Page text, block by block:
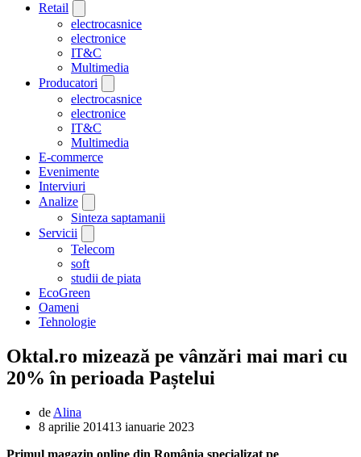
Retail
electrocasnice
electronice
IT&C
Multimedia
Producatori
electrocasnice
electronice
IT&C
Multimedia
E-commerce
Evenimente
Interviuri
Analize
Sinteza saptamanii
Servicii
Telecom
soft
studii de piata
EcoGreen
Oameni
Tehnologie
Oktal.ro mizează pe vânzări mai mari cu
20% în perioada Paștelui
de Alina
8 aprilie 201413 ianuarie 2023
Primul magazin online din România specializat pe